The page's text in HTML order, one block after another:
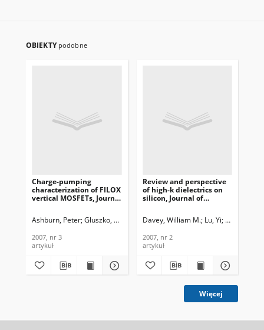
OBIEKTY podobne
Charge-pumping
characterization of FILOX
vertical MOSFETs, Journal
Technology, 2007, nr 3
Ashburn, Peter Głuszko, Grzegorz Łukasiak, Lidia Gili, Enrico
2007, nr 3
artykuł
Review and perspective
of high-k dielectrics on
silicon, Journal of
2007, nr 2
Davey, William M. Lu, Yi Mitrovic,
2007, nr 2
artykuł
Więcej